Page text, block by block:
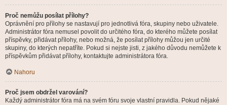
Proč nemůžu posílat přílohy?
Oprávnění pro přílohy se nastavují pro jednotlivá fóra, skupiny nebo uživatele.
Administrátor fóra nemusel povolit do určitého fóra, do kterého můžete posílat
příspěvky, přidávat přílohy, nebo možná, že posílat přílohy můžou jen určité
skupiny, do kterých nepatříte. Pokud si nejste jisti, z jakého důvodu nemůžete k
příspěvkům přidávat přílohy, kontaktujte administrátora fóra.
Nahoru
Proč jsem obdržel varování?
Každý administrátor fóra má na svém fóru svoje vlastní pravidla. Pokud nějaké